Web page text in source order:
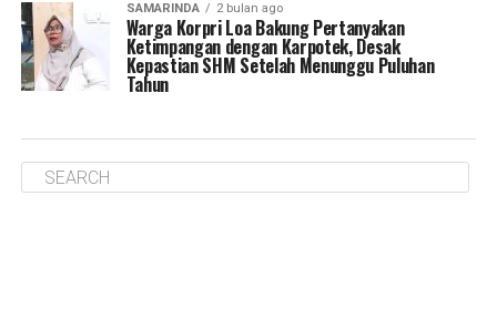
SAMARINDA 2 bulan ago
Warga Korpri Loa Bakung Pertanyakan
Ketimpangan dengan Karpotek, Desak
Kepastian SHM Setelah Menunggu Puluhan
Tahun